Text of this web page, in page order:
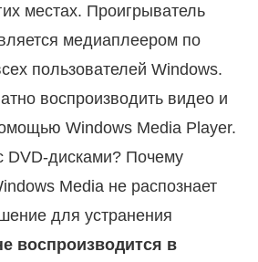
местах. Проигрыватель
медиаплеером по
пользователей Windows.
воспроизводить видео и
Windows Media Player.
DVD-дисками? Почему
Media не распознает
для устранения
воспроизводится в